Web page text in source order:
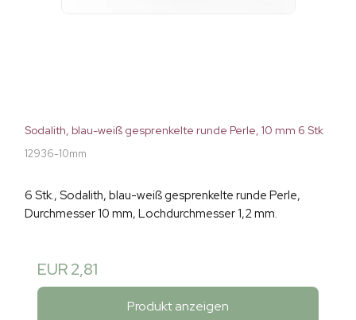
Sodalith, blau-weiß gesprenkelte runde Perle, 10 mm 6 Stk
12936-10mm
6 Stk., Sodalith, blau-weiß gesprenkelte runde Perle,
Durchmesser 10 mm, Lochdurchmesser 1,2 mm.
EUR 2,81
Produkt anzeigen